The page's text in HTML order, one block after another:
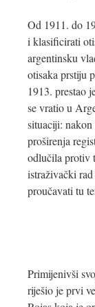
Od 1911. do
i klasificirati
argentinsku
otisaka prstiju
1913. prestao
se vratio u
situaciji:
proširenja
odlučila protiv
istraživački
proučavati tu
Primijenivši
riješio je prvi